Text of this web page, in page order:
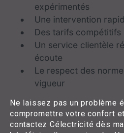
expérimentés
Une intervention
Des tarifs compétitifs
Un service clientèle
écoute
Le respect des
vigueur
Ne laissez pas un problème
compromettre votre confort
contactez Célectricité dès